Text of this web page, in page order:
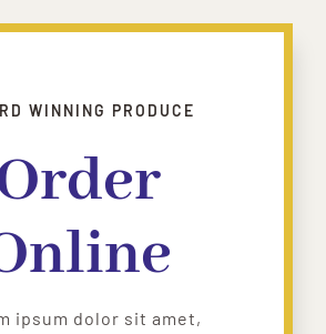
WINNING PRODUCE
ipsum dolor sit amet,